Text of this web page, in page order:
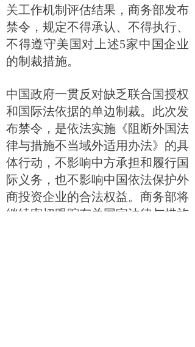
关工作机制评估结果，商务部发布
禁令，规定不得承认、不得执行、
不得遵守美国对上述5家中国企业
的制裁措施。
中国政府一贯反对缺乏联合国授权
和国际法依据的单边制裁。此次发
布禁令，是依法实施《阻断外国法
律与措施不当域外适用办法》的具
体行动，不影响中方承担和履行国
际义务，也不影响中国依法保护外
商投资企业的合法权益。商务部将
继续密切跟踪有关国家法律与措施